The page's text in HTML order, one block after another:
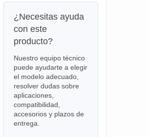
¿Necesitas ayuda
con este
producto?
Nuestro equipo técnico
puede ayudarte a elegir
el modelo adecuado,
resolver dudas sobre
aplicaciones,
compatibilidad,
accesorios y plazos de
entrega.